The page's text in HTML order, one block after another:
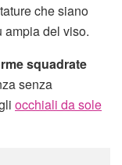
che siano
ampia del viso.
squadrate
senza
occhiali da sole